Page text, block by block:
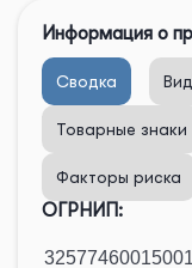
Информация о
Сводка
Товарные знаки
Факторы риска
ОГРНИП: